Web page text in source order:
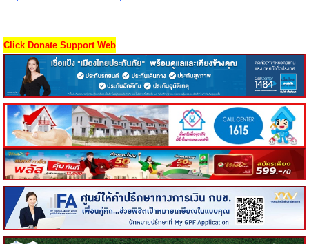
Click Donate Support Web